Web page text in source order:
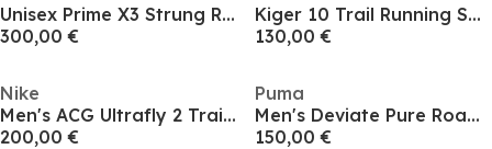
Unisex Prime X3 Strung Road Running Shoes
300,00 €
Kiger 10 Trail Running Shoes Mens
130,00 €
Nike
Men's ACG Ultrafly 2 Trail Running Shoes
200,00 €
Puma
Men's Deviate Pure Road Running Shoes
150,00 €